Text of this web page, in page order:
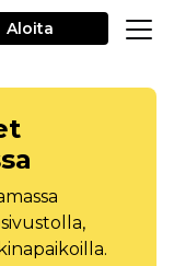
Aloita